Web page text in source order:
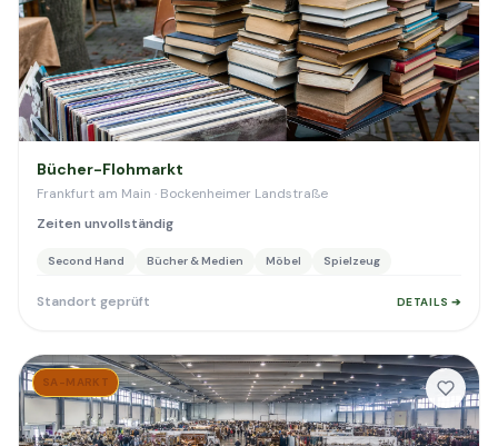
Bücher-Flohmarkt
Frankfurt am Main · Bockenheimer Landstraße
Zeiten unvollständig
Second Hand Bücher & Medien Möbel Spielzeug
Standort geprüft DETAILS ➔
SA-MARKT